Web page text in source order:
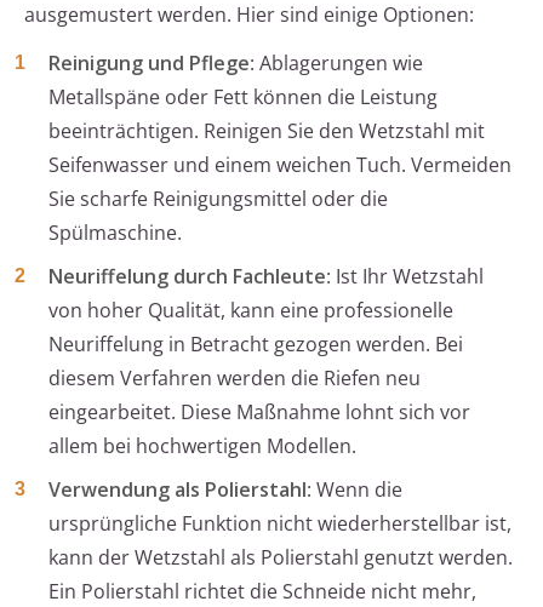
ausgemustert werden. Hier sind einige Optionen:
Reinigung und Pflege: Ablagerungen wie
Metallspäne oder Fett können die Leistung
beeinträchtigen. Reinigen Sie den Wetzstahl mit
Seifenwasser und einem weichen Tuch. Vermeiden
Sie scharfe Reinigungsmittel oder die
Spülmaschine.
Neuriffelung durch Fachleute: Ist Ihr Wetzstahl
von hoher Qualität, kann eine professionelle
Neuriffelung in Betracht gezogen werden. Bei
diesem Verfahren werden die Riefen neu
eingearbeitet. Diese Maßnahme lohnt sich vor
allem bei hochwertigen Modellen.
Verwendung als Polierstahl: Wenn die
ursprüngliche Funktion nicht wiederherstellbar ist,
kann der Wetzstahl als Polierstahl genutzt werden.
Ein Polierstahl richtet die Schneide nicht mehr,